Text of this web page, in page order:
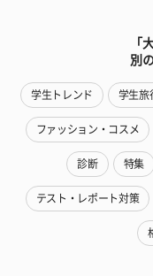
「
別
学生トレンド 学生旅
ファッション・コスメ
診断 特集
テスト・レポート対策